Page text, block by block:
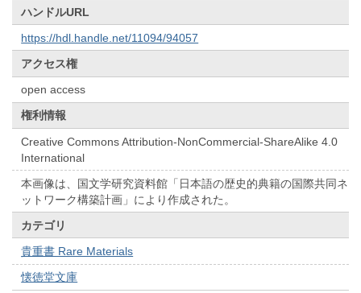
ハンドルURL
https://hdl.handle.net/11094/94057
アクセス権
open access
権利情報
Creative Commons Attribution-NonCommercial-ShareAlike 4.0
International
本画像は、国文学研究資料館「日本語の歴史的典籍の国際共同ネ
ットワーク構築計画」により作成された。
カテゴリ
貴重書 Rare Materials
懐徳堂文庫